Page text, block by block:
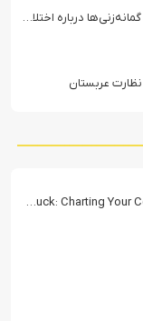
اختلافات در ساختار امنیتی
AstraLuck: Charting